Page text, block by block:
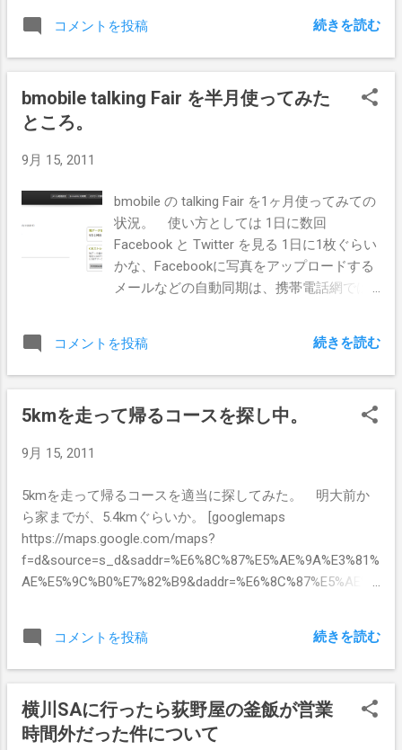
コメントを投稿 続きを読む
bmobile talking Fair を半月使ってみた
ところ。
9月 15, 2011
bmobile の talking Fair を1ヶ月使ってみての
状況。 使い方としては 1日に数回
Facebook と Twitter を見る 1日に1枚ぐらい
かな、Facebookに写真をアップロードする
メールなどの自動同期は、携帯電話網では
した。 1ヶ月で100MB程度で、倍使っても
200MB程度と見積もってみます。 talking
いる。 申込時には 120日以内に1GBのデー
日の間に1GBで3,100円 オートチャージまた
は都度支払いで、120日有効 1GBで 8,350円
通常の電話回線などの契約は 1,298円/月 先
ほどの見積もりでは1ヶ月で200MBなので、
どう考えても120日1GBは使い切れません
は 8,350円 / 4ヶ月 で 2,100円程度。 とか
コメントを投稿 続きを読む
5kmを走って帰るコースを探し中。
9月 15, 2011
5kmを走って帰るコースを適当に探してみた。 明大前か
ら家までが、5.4kmぐらいか。 [googlemaps
https://maps.google.com/maps?
f=d&source=s_d&saddr=%E6%8C%87%E5%AE%9A%E3%81%
AE%E5%9C%B0%E7%82%B9&daddr=%E6%8C%87%E5%AE%9
76&sspn=0.071548,0.1157&vpsrc=6&dirflg=w&mra=ltm&ie=U
TF8&t=m&ll=35.661062,139.624214&spn=0.033473,0.054932
らは5.6km [googlemaps https://maps.google.com/maps?
f=d&source=s_d&saddr=%E6%8C%87%E5%AE%9A%E3%81%
コメントを投稿 続きを読む
横川SAに行ったら荻野屋の釜飯が営業
時間外だった件について